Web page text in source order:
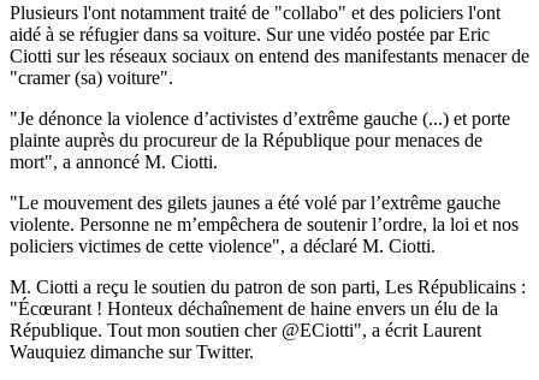
Plusieurs l'ont notamment traité de "collabo" et des policiers l'ont
aidé à se réfugier dans sa voiture. Sur une vidéo postée par Eric
Ciotti sur les réseaux sociaux on entend des manifestants menacer de
"cramer (sa) voiture".
"Je dénonce la violence d’activistes d’extrême gauche (...) et porte
plainte auprès du procureur de la République pour menaces de
mort", a annoncé M. Ciotti.
"Le mouvement des gilets jaunes a été volé par l’extrême gauche
violente. Personne ne m’empêchera de soutenir l’ordre, la loi et nos
policiers victimes de cette violence", a déclaré M. Ciotti.
M. Ciotti a reçu le soutien du patron de son parti, Les Républicains :
"Écœurant ! Honteux déchaînement de haine envers un élu de la
République. Tout mon soutien cher @ECiotti", a écrit Laurent
Wauquiez dimanche sur Twitter.